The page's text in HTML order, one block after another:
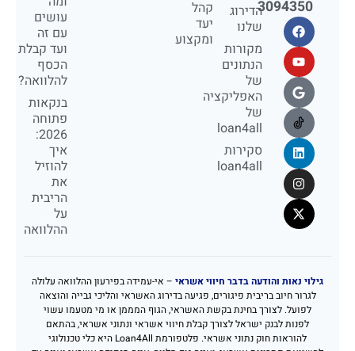
3094350הדירוג
שלנו
מקורות
הנתונים
של
האפליקציה
של
loan4all
סקירות
loan4all
קהל
יעד
ומקצוע
עושים
עם זה
ועד קבלת
הכסף
להלוואה?
בנקאות
פתוחה
2026:
איך
להוזיל
את
הריבית
על
ההלוואה
גילוי נאות והודעה בדבר חיווי אשראי – אי-עמידה בפירעון ההלוואה עלולה
לגרור חיוב בריבית פיגורים, פגיעה בדירוג האשראי והליכי גבייה והוצאה
לפועל. לצורך בחינת בקשת האשראי, הגוף המממן או מי מטעמו עשוי
לפנות לבנק ישראל לצורך קבלת חיווי אשראי ונתוני אשראי, בהתאם
להוראות חוק נתוני אשראי. פלטפורמת Loan4All היא כלי טכנולוגי